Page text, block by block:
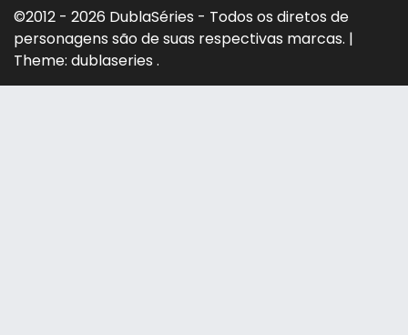
©2012 - 2026 DublaSéries - Todos os diretos de
personagens são de suas respectivas marcas. |
Theme: dublaseries .